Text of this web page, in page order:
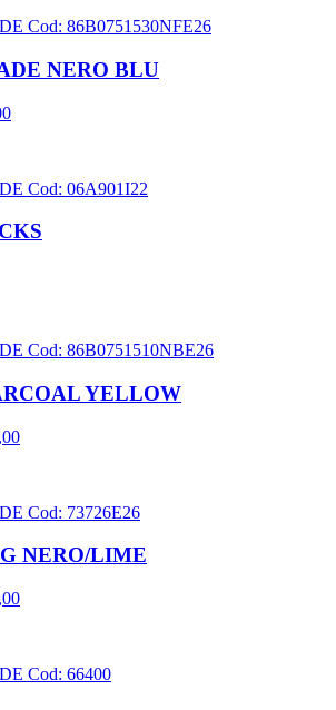
Cod: 86B0751530NFE26
NERO BLU
Cod: 06A901I22
Cod: 86B0751510NBE26
YELLOW
Cod: 73726E26
NERO/LIME
Cod: 66400